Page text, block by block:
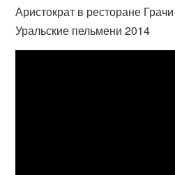
Аристократ в ресторане
Уральские пельмени 2014